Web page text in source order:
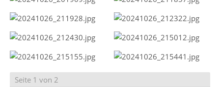
Seite 1 von 2